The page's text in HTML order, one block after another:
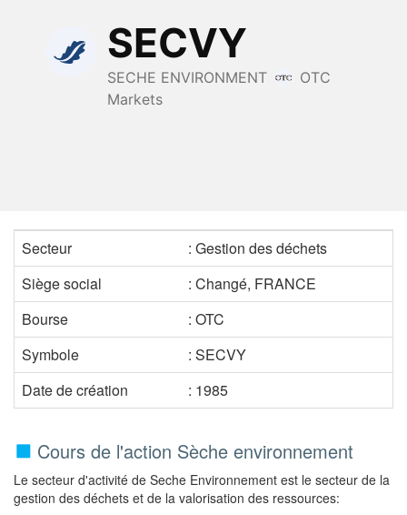
Secteur
: Gestion des déchets
Siège social
: Changé, FRANCE
Bourse
: OTC
Symbole
: SECVY
Date de création
: 1985
Cours de l'action Sèche environnement
Le secteur d'activité de Seche Environnement est le secteur de la
gestion des déchets et de la valorisation des ressources: